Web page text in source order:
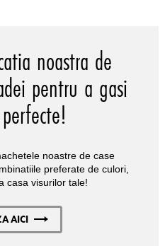
noastra de
pentru a gasi
noastre de case
preferate de culori,
casa visurilor tale!
AICI